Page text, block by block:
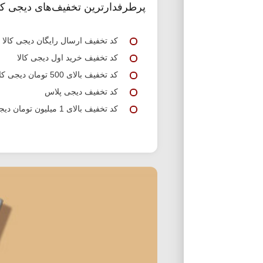
پرطرفدارترین تخفیف‌های دیجی
کد تخفیف ارسال رایگان دیجی کالا
کد تخفیف خرید اول دیجی کالا
کد تخفیف بالای 500 تومان دیجی کالا
کد تخفیف دیجی پلاس
کد تخفیف بالای 1 میلیون تومان دیجی کالا